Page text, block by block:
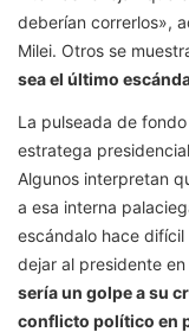
deberían correrlos»,
Milei. Otros se
sea el último
La pulseada de
estratega
Algunos interpretan
a esa interna
escándalo hace
dejar al presidente
sería un golpe a su
conflicto político en